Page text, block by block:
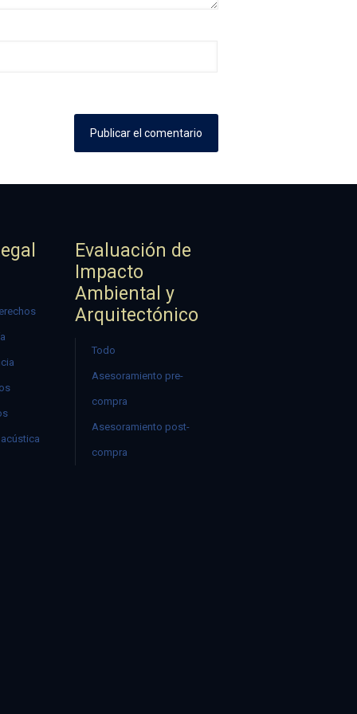
Evaluación de
Impacto
Ambiental y
Arquitectónico
Todo
Asesoramiento pre-
compra
Asesoramiento post-
compra